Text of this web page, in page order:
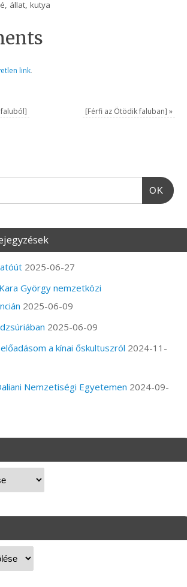
állat, kutya
link.
[Férfi az Ötödik faluban] »
OK
2025-06-27
György nemzetközi
2025-06-09
2025-06-09
a kínai őskultuszról 2024-11-
Nemzetiségi Egyetemen 2024-09-